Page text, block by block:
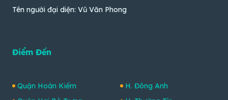
Tên người đại diện: Vũ Văn Phong
Điểm Đến
Quận Hoàn Kiếm
H. Đông Anh